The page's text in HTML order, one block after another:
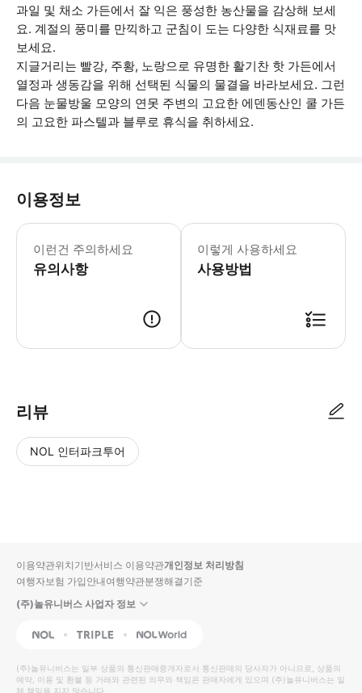
과일 및 채소 가든에서 잘 익은 풍성한 농산물을 감상해 보세
요. 계절의 풍미를 만끽하고 군침이 도는 다양한 식재료를 맛
보세요.
지글거리는 빨강, 주황, 노랑으로 유명한 활기찬 핫 가든에서
열정과 생동감을 위해 선택된 식물의 물결을 바라보세요. 그런
다음 눈물방울 모양의 연못 주변의 고요한 에덴동산인 쿨 가든
의 고요한 파스텔과 블루로 휴식을 취하세요.
이용정보
이런건 주의하세요
유의사항
정원을 산책하는 데 2~6시간이 소요
이렇게 사용하세요
사용방법
리뷰
NOL 인터파크투어
입니
다.
높
은
동
영
순
상
이용약관위치기반서비스 이용약관개인정보 처리방침
여행자보험 가입안내여행약관분쟁해결기준
(주)놀유니버스 사업자 정보
NOL Triple Interpark Global
(주)놀유니버스는 일부 상품의 통신판매중개자로서 통신판매의 당사자가 아니므로, 상품의
예약, 이용 및 환불 등 거래와 관련된 의무와 책임은 판매자에게 있으며 (주)놀유니버스는 일
체 책임을 지지 않습니다.